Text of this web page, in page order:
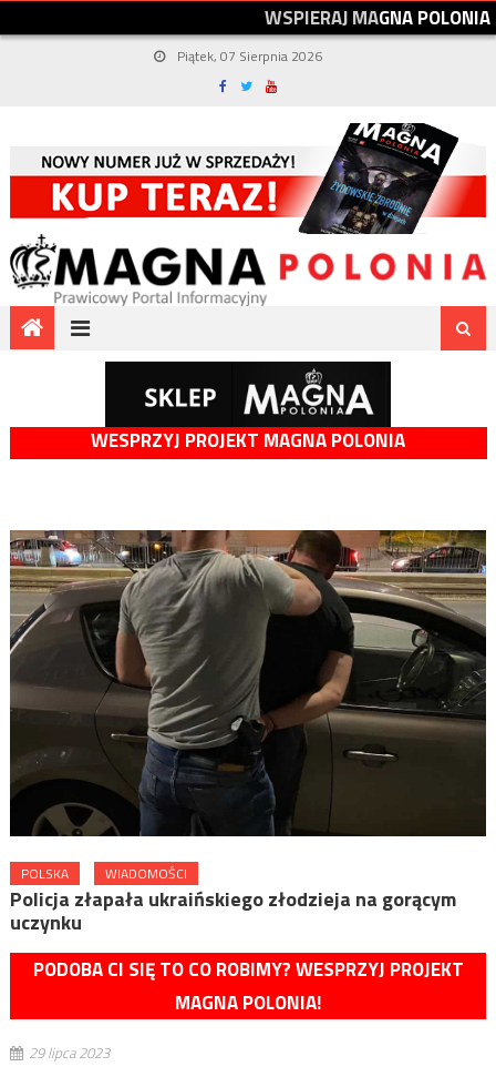
WSPIERAJMAGNAPOLONIA
Piątek, 07 Sierpnia 2026
WESPRZYJ PROJEKT MAGNA POLONIA
POLSKA WIADOMOŚCI
Policja złapała ukraińskiego złodzieja na gorącym
uczynku
PODOBA CI SIĘ TO CO ROBIMY? WESPRZYJ PROJEKT
MAGNA POLONIA!
29 lipca 2023